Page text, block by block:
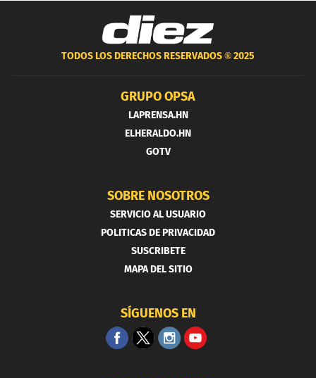
TODOS LOS DERECHOS RESERVADOS ®2025
GRUPO OPSA
LAPRENSA.HN
ELHERALDO.HN
GOTV
SOBRE NOSOTROS
SERVICIO AL USUARIO
POLITICAS DE PRIVACIDAD
SUSCRIBETE
MAPA DEL SITIO
SÍGUENOS EN